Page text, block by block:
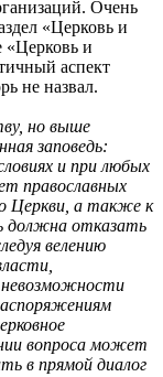
Очень
«Церковь и
«Церковь и
аспект
не назвал.
но выше
заповедь:
и при любых
православных
Церкви, а также к
должна отказать
велению
вопроса может
в прямой диалог